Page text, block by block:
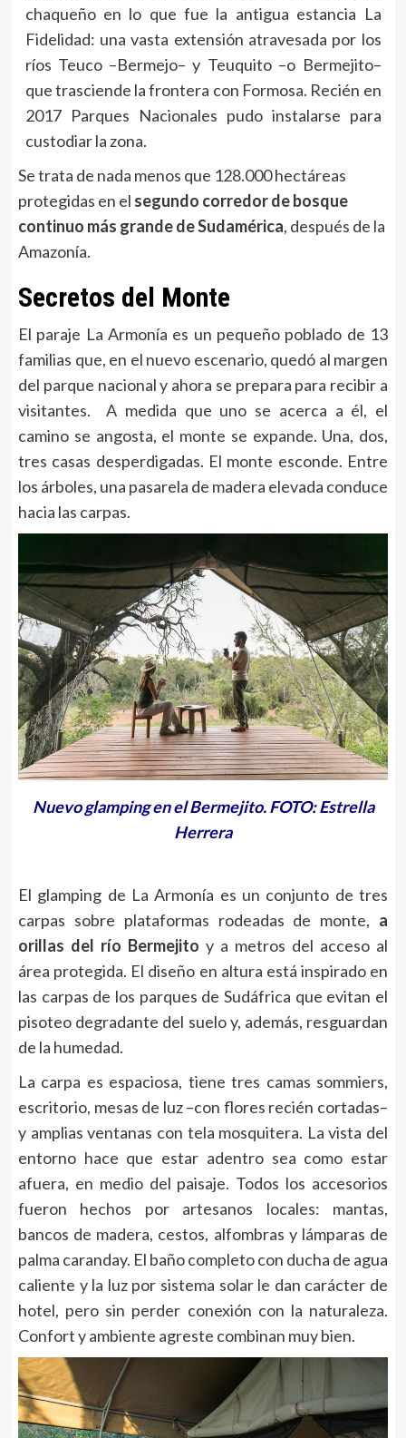
chaqueño en lo que fue la antigua estancia La
Fidelidad: una vasta extensión atravesada por los
ríos Teuco –Bermejo– y Teuquito –o Bermejito–
que trasciende la frontera con Formosa. Recién en
2017 Parques Nacionales pudo instalarse para
custodiar la zona.
Se trata de nada menos que 128.000 hectáreas
protegidas en el segundo corredor de bosque
continuo más grande de Sudamérica, después de la
Amazonía.
Secretos del Monte
El paraje La Armonía es un pequeño poblado de 13
familias que, en el nuevo escenario, quedó al margen
del parque nacional y ahora se prepara para recibir a
visitantes. A medida que uno se acerca a él, el
camino se angosta, el monte se expande. Una, dos,
tres casas desperdigadas. El monte esconde. Entre
los árboles, una pasarela de madera elevada conduce
hacia las carpas.
Nuevo glamping en el Bermejito. FOTO: Estrella
Herrera
El glamping de La Armonía es un conjunto de tres
carpas sobre plataformas rodeadas de monte, a
orillas del río Bermejito y a metros del acceso al
área protegida. El diseño en altura está inspirado en
las carpas de los parques de Sudáfrica que evitan el
pisoteo degradante del suelo y, además, resguardan
de la humedad.
La carpa es espaciosa, tiene tres camas sommiers,
escritorio, mesas de luz –con flores recién cortadas–
y amplias ventanas con tela mosquitera. La vista del
entorno hace que estar adentro sea como estar
afuera, en medio del paisaje. Todos los accesorios
fueron hechos por artesanos locales: mantas,
bancos de madera, cestos, alfombras y lámparas de
palma caranday. El baño completo con ducha de agua
caliente y la luz por sistema solar le dan carácter de
hotel, pero sin perder conexión con la naturaleza.
Confort y ambiente agreste combinan muy bien.